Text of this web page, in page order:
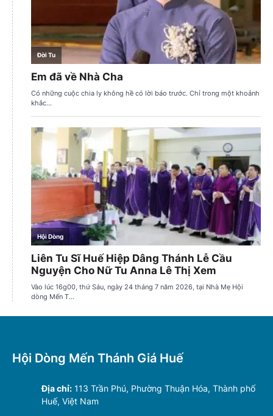
Hội Dòng Mến Thánh Giá Huế
Địa chỉ: 113 Trần Phú, Phường Thuận Hóa, Thành phố
Huế, Việt Nam